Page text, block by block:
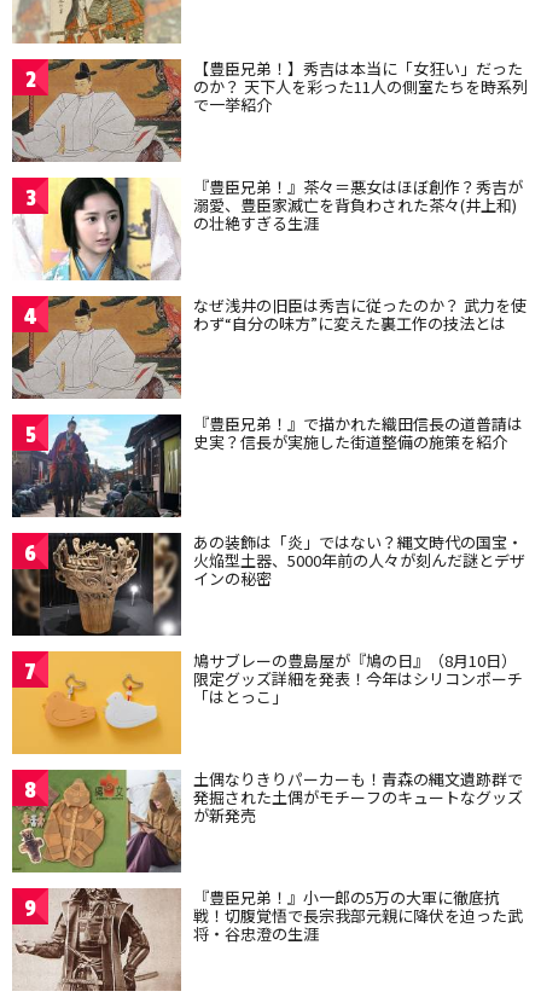
2 【豊臣兄弟！】秀吉は本当に「女狂い」だった
のか？ 天下人を彩った11人の側室たちを時系列
で一挙紹介
3 『豊臣兄弟！』茶々＝悪女はほぼ創作？秀吉が
溺愛、豊臣家滅亡を背負わされた茶々(井上和)
の壮絶すぎる生涯
4 なぜ浅井の旧臣は秀吉に従ったのか？ 武力を使
わず“自分の味方”に変えた裏工作の技法とは
5 『豊臣兄弟！』で描かれた織田信長の道普請は
史実？信長が実施した街道整備の施策を紹介
6 あの装飾は「炎」ではない？縄文時代の国宝・
火焔型土器、5000年前の人々が刻んだ謎とデザ
インの秘密
7 鳩サブレーの豊島屋が『鳩の日』（8月10日）
限定グッズ詳細を発表！今年はシリコンポーチ
「はとっこ」
8 土偶なりきりパーカーも！青森の縄文遺跡群で
発掘された土偶がモチーフのキュートなグッズ
が新発売
9 『豊臣兄弟！』小一郎の5万の大軍に徹底抗
戦！切腹覚悟で長宗我部元親に降伏を迫った武
将・谷忠澄の生涯